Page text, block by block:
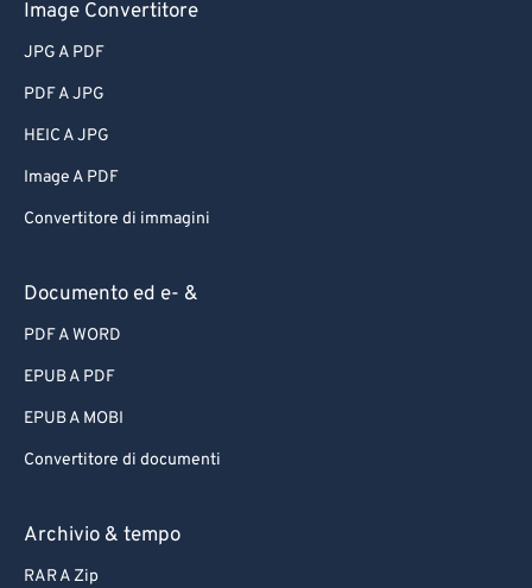
Image Convertitore
JPG A PDF
PDF A JPG
HEIC A JPG
Image A PDF
Convertitore di immagini
Documento ed e- &
PDF A WORD
EPUB A PDF
EPUB A MOBI
Convertitore di documenti
Archivio & tempo
RAR A Zip